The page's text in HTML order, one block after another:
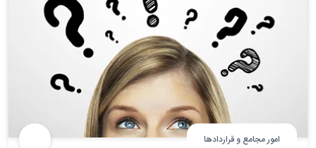
امور مجامع و قراردادها